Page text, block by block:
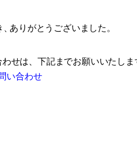
ありがとうございました。
せは、 下記までお願いいたしま
い合わせ